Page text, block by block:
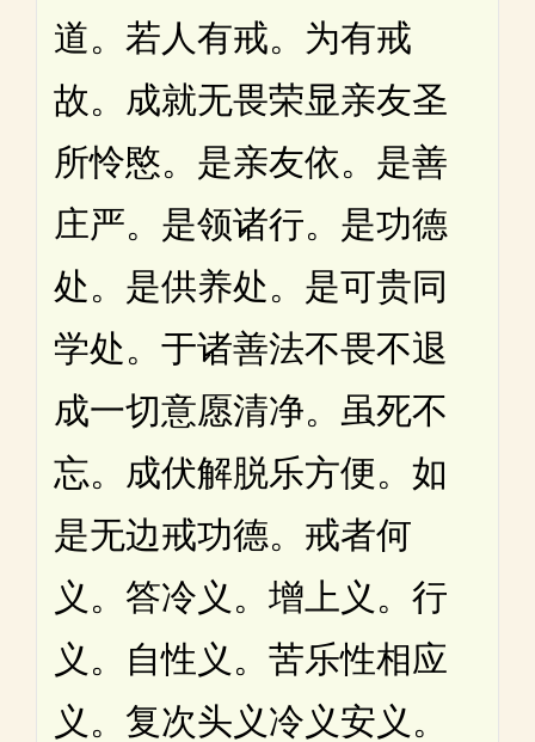
道。若人有戒。为有戒
故。成就无畏荣显亲友圣
所怜愍。是亲友依。是善
庄严。是领诸行。是功德
处。是供养处。是可贵同
学处。于诸善法不畏不退
成一切意愿清净。虽死不
忘。成伏解脱乐方便。如
是无边戒功德。戒者何
义。答冷义。增上义。行
义。自性义。苦乐性相应
义。复次头义冷义安义。